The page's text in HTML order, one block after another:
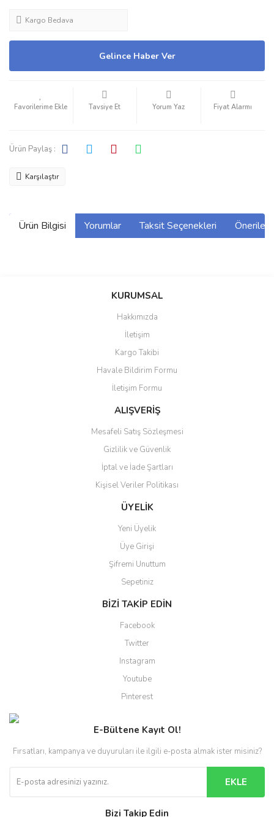
Kargo Bedava
Gelince Haber Ver
Tavsiye Et Yorum Yaz Fiyat Alarmı
Ürün Paylaş :
Karşılaştır
Ürün Bilgisi Yorumlar Taksit Seçenekleri
Bu ürüne ilk yorumu siz yapın!
Yorum Yaz
Ürün resmi kalitesiz, bozuk veya görüntülenemiyor.
Ürün açıklamasında eksik bilgiler bulunuyor.
Ürün bilgilerinde hatalar bulunuyor.
Ürün fiyatı diğer sitelerden daha pahalı.
Bu ürüne benzer farklı alternatifler olmalı.
Gönder
KURUMSAL
Hakkımızda
İletişim
Kargo Takibi
Havale Bildirim Formu
İletişim Formu
ALIŞVERİŞ
Mesafeli Satış Sözleşmesi
Gizlilik ve Güvenlik
İptal ve İade Şartları
Kişisel Veriler Politikası
ÜYELİK
Yeni Üyelik
Üye Girişi
Şifremi Unuttum
Sepetiniz
BİZİ TAKİP EDİN
Facebook
Twitter
Instagram
Youtube
Pinterest
E-Bültene Kayıt Ol!
Fırsatları, kampanya ve duyuruları ile ilgili e-posta almak ister misiniz?
EKLE
Bizi Takip Edin